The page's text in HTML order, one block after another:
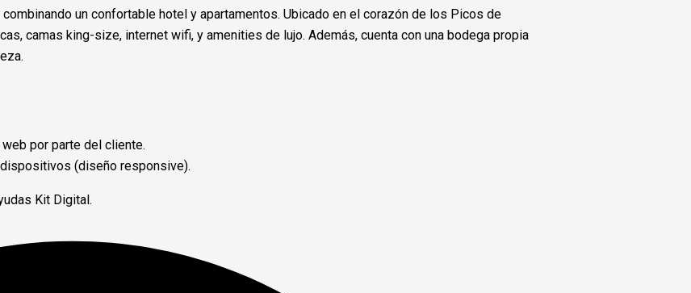
un confortable hotel y apartamentos. Ubicado en el corazón de los Picos de
camas king-size, internet wifi, y amenities de lujo. Además, cuenta con una bodega propia
por parte del cliente.
(diseño responsive).
Kit Digital.